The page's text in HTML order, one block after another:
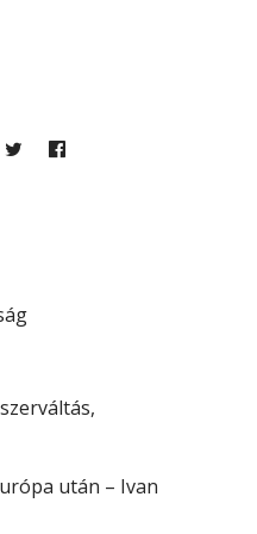
TWITTERFACEBOOK
után – Ivan